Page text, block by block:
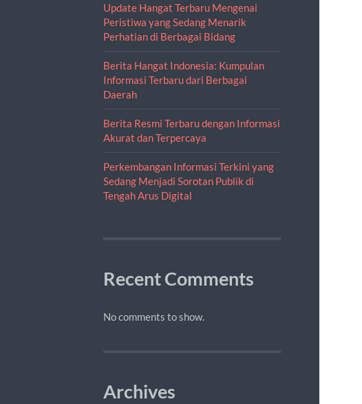
Update Hangat Terbaru Mengenai
Peristiwa yang Sedang Menarik
Perhatian di Berbagai Bidang
Berita Hangat Indonesia: Kumpulan
Informasi Terbaru dari Berbagai
Daerah
Berita Resmi Terbaru dengan Informasi
Akurat dan Terpercaya
Perkembangan Informasi Terkini yang
Sedang Menjadi Sorotan Publik di
Tengah Arus Digital
Recent Comments
No comments to show.
Archives